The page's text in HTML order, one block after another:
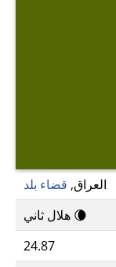
العراق, قضاء بلد
🌘 هلال ثاني
24.87